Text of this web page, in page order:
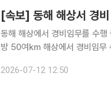
[속보] 동해 해상서 경
동해 해상에서 경비임무를 수행 중이던 해군
방 50여km 해상에서 경비임무
인근 상선 등에도 상황을 전파하
2026-07-12 12:50